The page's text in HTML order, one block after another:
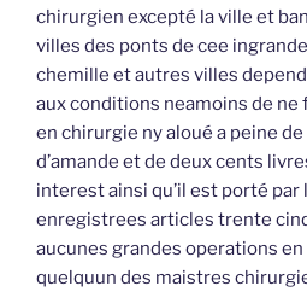
chirurgien excepté la ville et
villes des ponts de cee
chemille et autres villes
aux conditions neamoins de
en chirurgie ny aloué a peine
d’amande et de deux cents
interest ainsi qu’il est porté
enregistrees articles trente
aucunes grandes operations
quelquun des maistres